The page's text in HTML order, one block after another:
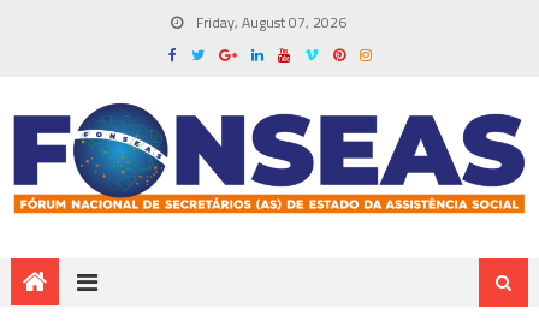
Friday, August 07, 2026